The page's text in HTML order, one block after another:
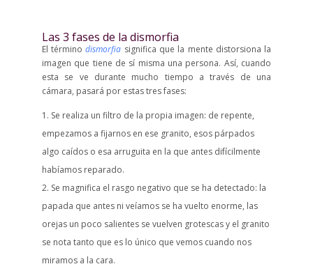
Las 3 fases de la dismorfia
El términodismorfia significa que la mente distorsiona la
imagen que tiene de sí misma una persona. Así, cuando
esta se ve durante mucho tiempo a través de una
cámara, pasará por estas tres fases:
Se realiza un filtro de la propia imagen: de repente,
empezamos a fijarnos en ese granito, esos párpados
algo caídos o esa arruguita en la que antes difícilmente
habíamos reparado.
Se magnifica el rasgo negativo que se ha detectado: la
papada que antes ni veíamos se ha vuelto enorme, las
orejas un poco salientes se vuelven grotescas y el granito
se nota tanto que es lo único que vemos cuando nos
miramos a la cara.